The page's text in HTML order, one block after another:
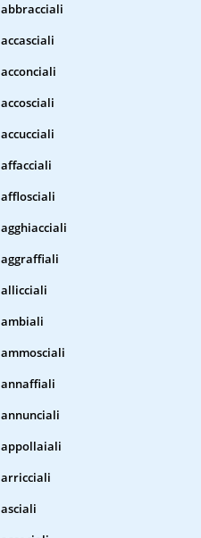
abbracciali
accasciali
acconciali
accosciali
accucciali
affacciali
afflosciali
agghiacciali
aggraffiali
allicciali
ambiali
ammosciali
annaffiali
annunciali
appollaiali
arricciali
asciali